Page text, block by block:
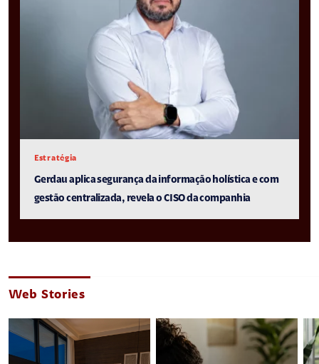
Estratégia
Gerdau aplica segurança da informação holística e com
gestão centralizada, revela o CISO da companhia
Web Stories